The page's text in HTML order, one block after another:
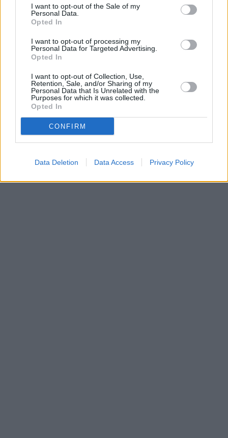
I want to opt-out of the Sale of my
Personal Data.
Opted In
I want to opt-out of processing my
Personal Data for Targeted Advertising.
Opted In
I want to opt-out of Collection, Use,
Retention, Sale, and/or Sharing of my
Personal Data that Is Unrelated with the
Purposes for which it was collected.
Opted In
CONFIRM
Data Deletion Data Access Privacy Policy
Prima sport - co nabídne v prvním
O webu parabola.cz •O souborech cookies•
Dovolená u moře •Bazény